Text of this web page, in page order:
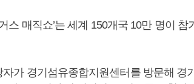
스 매직쇼’는 세계 150개국 10만 명이
가 경기섬유종합지원센터를 방문해 경